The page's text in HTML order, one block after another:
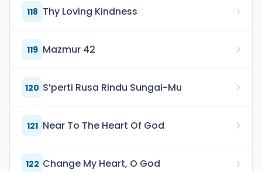
118 Thy Loving Kindness
119 Mazmur 42
120 S’perti Rusa Rindu Sungai-Mu
121 Near To The Heart Of God
122 Change My Heart, O God